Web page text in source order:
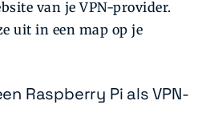
van je VPN-provider.
uit in een map op je
Raspberry Pi als VPN-